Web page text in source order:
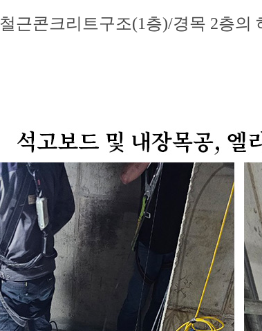
철근콘크리트구조(1층)/경목 2층의